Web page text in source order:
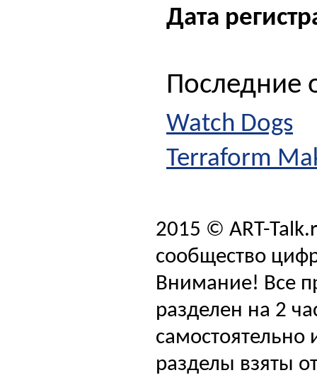
Дата
Последние
Watch Dogs
Terraform
2015 © ART-
сообщество
Внимание! Все
разделен на 2
самостоятельно
разделы взяты